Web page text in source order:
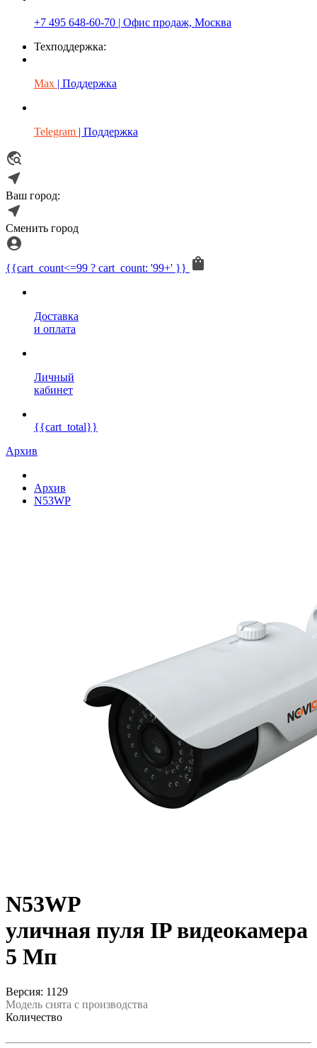
+7 495 648-60-70 | Офис продаж, Москва
Техподдержка:
Max | Поддержка
Telegram | Поддержка
Ваш город:
Сменить город
{{cart_count<=99 ? cart_count: '99+' }}
Доставка
и оплата
Личный
кабинет
{{cart_total}}
Архив
Архив
N53WP
N53WP
уличная пуля IP видеокамера
5 Мп
Версия: 1129
Модель снята с производства
Количество